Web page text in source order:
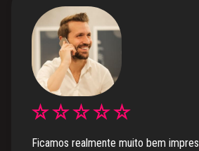
Ficamos realmente muito bem